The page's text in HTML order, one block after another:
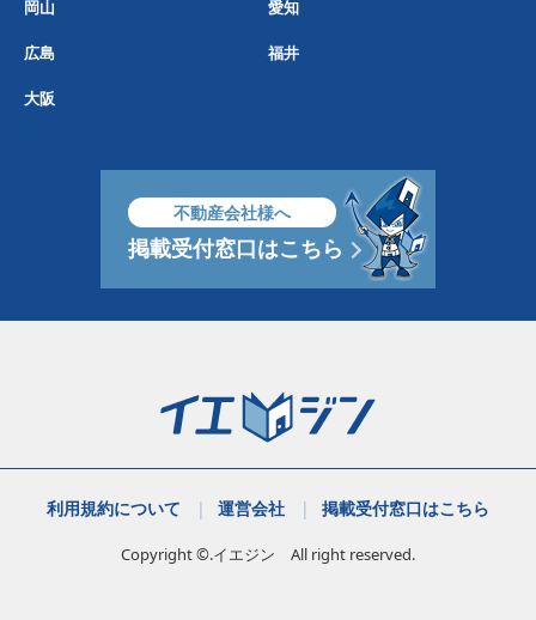
岡山 愛知
広島 福井
大阪
不動産会社様へ
掲載受付窓口はこちら
利用規約について 運営会社 掲載受付窓口はこちら
Copyright ©.イエジン All right reserved.